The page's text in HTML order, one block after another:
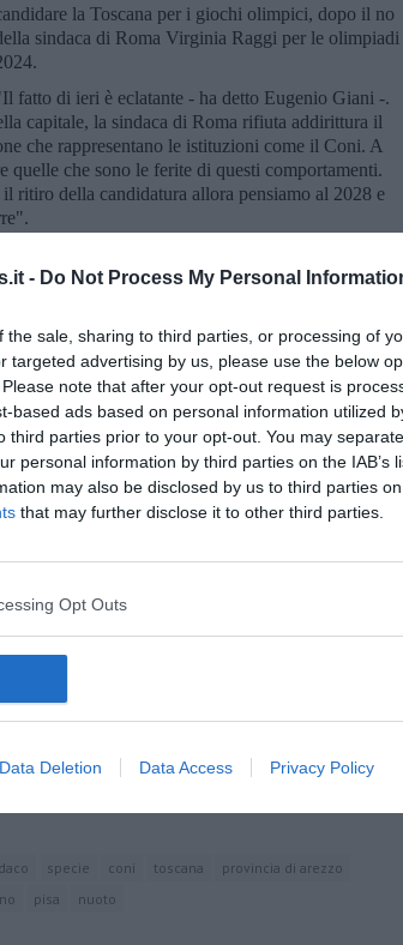
- Do Not Process My Personal
the sale, sharing to third parties, or processing of
targeted advertising by us, please use the below
note that after your opt-out request is
based ads based on personal information utilized
third parties prior to your opt-out. You may
personal information by third parties on the IAB’s
may also be disclosed by us to third parties
that may further disclose it to other third parties.
Opt Outs
Data Deletion Data Access Privacy Policy
la Toscana per i giochi olimpici, dopo il no
sindaca di Roma Virginia Raggi per le olimpiadi
fatto di ieri è eclatante - ha detto Eugenio Giani -.
capitale, la sindaca di Roma rifiuta addirittura il
che rappresentano le istituzioni come il Coni. A
quelle che sono le ferite di questi comportamenti.
ritiro della candidatura allora pensiamo al 2028 e
di pensare a una competizione in una
"La provincia di
basket,Pistoiala pallavolo, mentre aLivorno si
nuoto".
bisogno di nuove costruzione ma semplicemente
di alcune infrastrutture attese da anni per
allaNewsletter QUInews - ToscanaMedia.
casella di posta.
specie coni toscana
provincia di arezzo
pisa nuoto